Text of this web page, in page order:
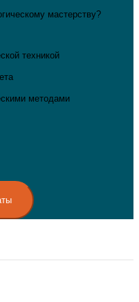
мастерству?
техникой
методами